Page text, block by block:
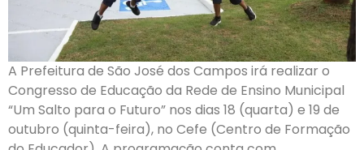
A Prefeitura de São José dos Campos irá realizar o
Congresso de Educação da Rede de Ensino Municipal
“Um Salto para o Futuro” nos dias 18 (quarta) e 19 de
outubro (quinta-feira), no Cefe (Centro de Formação